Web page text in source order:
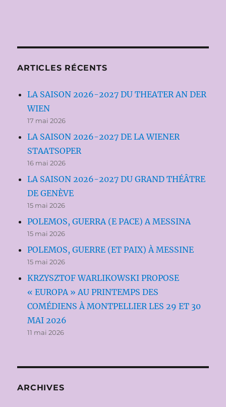
ARTICLES RÉCENTS
LA SAISON 2026-2027 DU THEATER AN DER
WIEN
17 mai 2026
LA SAISON 2026-2027 DE LA WIENER
STAATSOPER
16 mai 2026
LA SAISON 2026-2027 DU GRAND THÉÂTRE
DE GENÈVE
15 mai 2026
POLEMOS, GUERRA (E PACE) A MESSINA
15 mai 2026
POLEMOS, GUERRE (ET PAIX) À MESSINE
15 mai 2026
KRZYSZTOF WARLIKOWSKI PROPOSE
« EUROPA » AU PRINTEMPS DES
COMÉDIENS À MONTPELLIER LES 29 ET 30
MAI 2026
11 mai 2026
ARCHIVES